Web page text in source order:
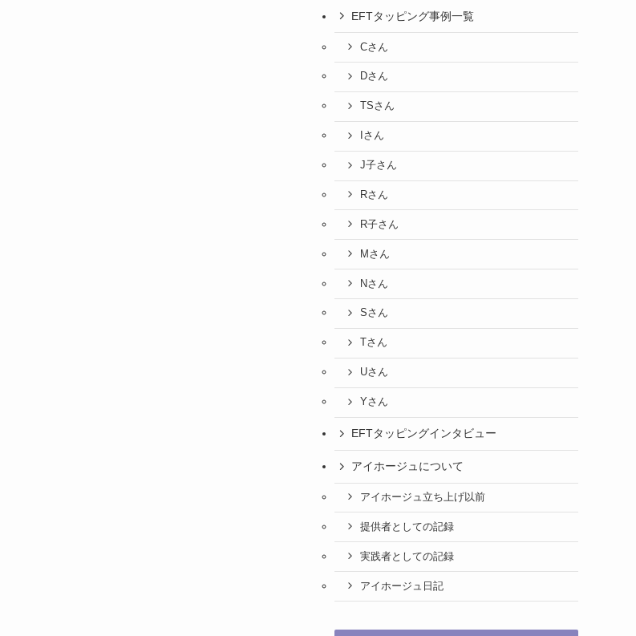
EFTタッピング事例一覧
Cさん
Dさん
TSさん
Iさん
J子さん
Rさん
R子さん
Mさん
Nさん
Sさん
Tさん
Uさん
Yさん
EFTタッピングインタビュー
アイホージュについて
アイホージュ立ち上げ以前
提供者としての記録
実践者としての記録
アイホージュ日記